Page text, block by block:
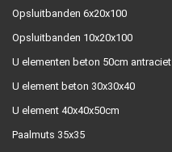
Opsluitbanden 6x20x100
Opsluitbanden 10x20x100
U elementen beton 50cm antraciet
U element beton 30x30x40
U element 40x40x50cm
Paalmuts 35x35